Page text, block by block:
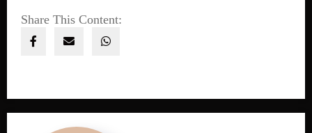
Share This Content: